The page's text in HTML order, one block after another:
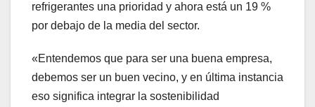
refrigerantes una prioridad y ahora está un 19 %
por debajo de la media del sector.
«Entendemos que para ser una buena empresa,
debemos ser un buen vecino, y en última instancia
eso significa integrar la sostenibilidad